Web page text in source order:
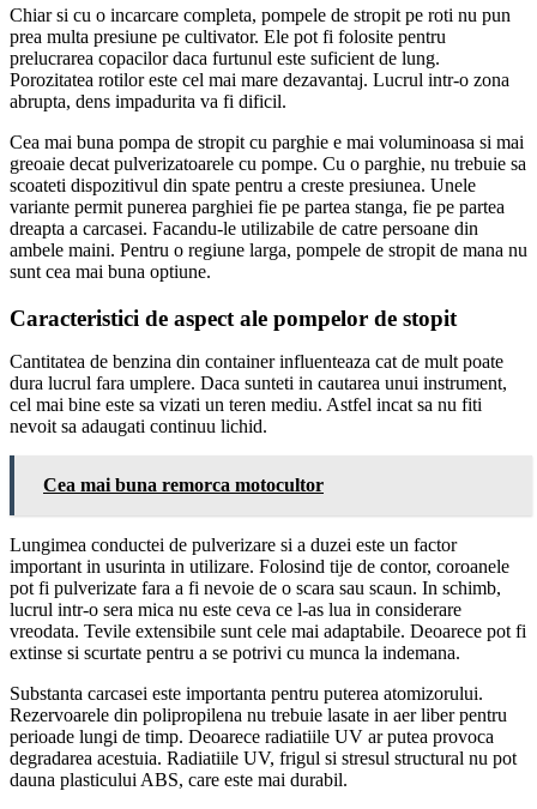
Chiar si cu o incarcare completa, pompele de stropit pe roti nu pun
prea multa presiune pe cultivator. Ele pot fi folosite pentru
prelucrarea copacilor daca furtunul este suficient de lung.
Porozitatea rotilor este cel mai mare dezavantaj. Lucrul intr-o zona
abrupta, dens impadurita va fi dificil.
Cea mai buna pompa de stropit cu parghie e mai voluminoasa si mai
greoaie decat pulverizatoarele cu pompe. Cu o parghie, nu trebuie sa
scoateti dispozitivul din spate pentru a creste presiunea. Unele
variante permit punerea parghiei fie pe partea stanga, fie pe partea
dreapta a carcasei. Facandu-le utilizabile de catre persoane din
ambele maini. Pentru o regiune larga, pompele de stropit de mana nu
sunt cea mai buna optiune.
Caracteristici de aspect ale pompelor de stopit
Cantitatea de benzina din container influenteaza cat de mult poate
dura lucrul fara umplere. Daca sunteti in cautarea unui instrument,
cel mai bine este sa vizati un teren mediu. Astfel incat sa nu fiti
nevoit sa adaugati continuu lichid.
Cea mai buna remorca motocultor
Lungimea conductei de pulverizare si a duzei este un factor
important in usurinta in utilizare. Folosind tije de contor, coroanele
pot fi pulverizate fara a fi nevoie de o scara sau scaun. In schimb,
lucrul intr-o sera mica nu este ceva ce l-as lua in considerare
vreodata. Tevile extensibile sunt cele mai adaptabile. Deoarece pot fi
extinse si scurtate pentru a se potrivi cu munca la indemana.
Substanta carcasei este importanta pentru puterea atomizorului.
Rezervoarele din polipropilena nu trebuie lasate in aer liber pentru
perioade lungi de timp. Deoarece radiatiile UV ar putea provoca
degradarea acestuia. Radiatiile UV, frigul si stresul structural nu pot
dauna plasticului ABS, care este mai durabil.